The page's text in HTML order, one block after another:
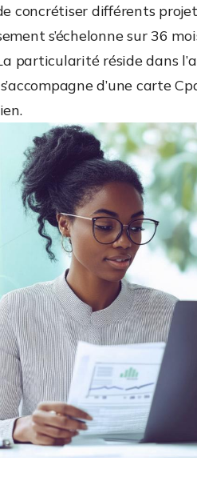
concrétiser différents
s’échelonne sur 36
particularité réside dans
d’une carte